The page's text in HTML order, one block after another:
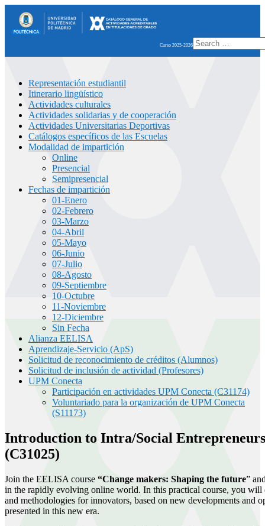
Search
for:
Curso 2025-2026
Representación estudiantil
Itinerario lingüístico
Actividades culturales
Actividades solidarias y de cooperación
Actividades Universitarias Deportivas
Catálogos específicos de las Escuelas
Modalidad de impartición
Online
Presencial
Semipresencial
Fechas de impartición
01-Enero
02-Febrero
03-Marzo
04-Abril
05-Mayo
06-Junio
07-Julio
08-Agosto
09-Septiembre
10-Octubre
11-Noviembre
12-Diciembre
Sin Fecha
Alianza EELISA
Aprendizaje-Servicio (ApS)
Solicitud de reconocimiento de créditos (Alumnos)
Solicitud de inclusión de actividad (Profesores)
UPM Conecta
Participación en actividades UPM Conecta (C31174)
Voluntariado para la organización de UPM Conecta
(S11173)
Introduction to Intra/Social
(C31025)
Join the EELISA course “Change makers: Shaping the future”
in the rapidly evolving online world. In this practical course, you will
and methodologies for innovators, based on new developments and
presented in this new era.